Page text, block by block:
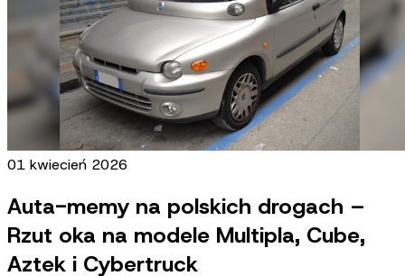
01 kwiecień 2026
Auta-memy na polskich drogach –
Rzut oka na modele Multipla, Cube,
Aztek i Cybertruck